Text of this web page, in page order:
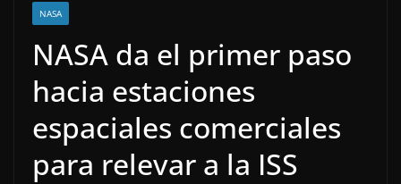
NASA
NASA da el primer paso
hacia estaciones
espaciales comerciales
para relevar a la ISS